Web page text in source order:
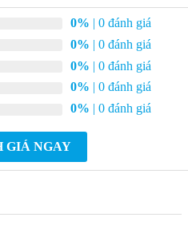
nước nóng gián tiếp
nước nóng Vitaly Ariston sở
nội thất phòng tắm khác
Với cơ chế làm nóng gián tiếp,
lựa chọn lý tưởng cho các
0% | 0 đánh giá
0% | 0 đánh giá
0% | 0 đánh giá
0% | 0 đánh giá
0% | 0 đánh giá
GIÁ NGAY